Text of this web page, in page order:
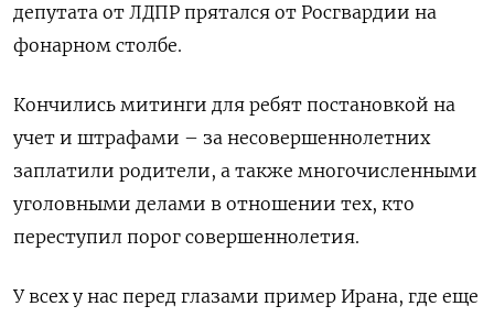
депутата от ЛДПР прятался от Росгвардии на
фонарном столбе.
Кончились митинги для ребят постановкой на
учет и штрафами – за несовершеннолетних
заплатили родители, а также многочисленными
уголовными делами в отношении тех, кто
переступил порог совершеннолетия.
У всех у нас перед глазами пример Ирана, где еще